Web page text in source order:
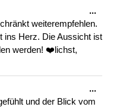
weiterempfehlen.
ins Herz. Die Aussicht ist
werden! ❤️lichst,
...
ein-/
und der Blick vom
...